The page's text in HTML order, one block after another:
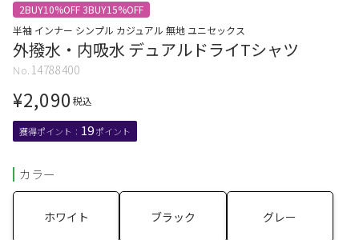
2BUY10%OFF 3BUY15%OFF
半袖 インナー シンプル カジュアル 無地 ユニセックス
外撥水・内吸水 デュアルドライTシャツ
14788400
¥2,090 税込
19
カラー
ホワイト ブラック グレー